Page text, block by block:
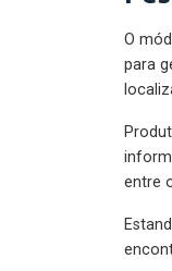
O
para
entre